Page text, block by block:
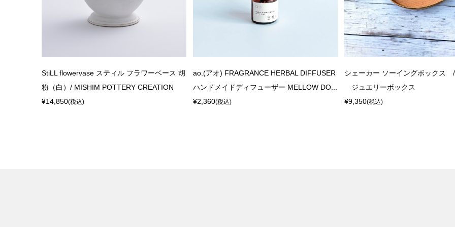
StiLL flowervase スティル フラワーベース 胡
粉（白）/ MISHIM POTTERY CREATION
¥14,850(税込)
ao.(アオ) FRAGRANCE HERBAL DIFFUSER
ハンドメイドディフューザー MELLOW DO...
¥2,360(税込)
シェーカー ソーイングボック
ジュエリーボックス
¥9,350(税込)